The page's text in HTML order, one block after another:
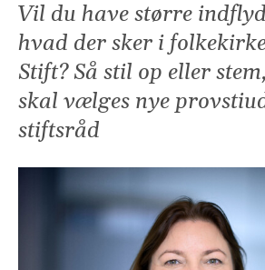
Vil du have større
hvad der sker i
Stift? Så stil op eller
skal vælges nye
stiftsråd